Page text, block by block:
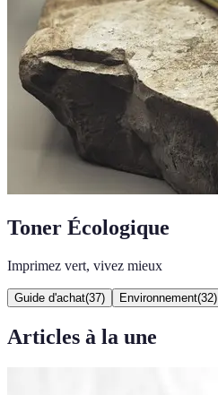
Toner Écologique
Imprimez vert, vivez mieux
Guide d'achat(37) Environnement(32)
Articles à la une